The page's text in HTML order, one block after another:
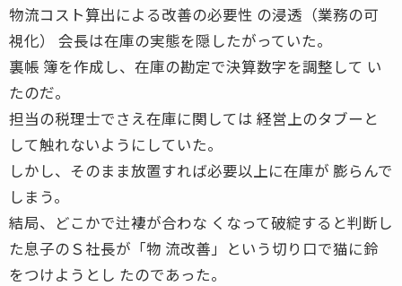
物流コスト算出による改善の必要性 の浸透（業務の可
視化） 会長は在庫の実態を隠したがっていた。
裏帳 簿を作成し、在庫の勘定で決算数字を調整して い
たのだ。
担当の税理士でさえ在庫に関しては 経営上のタブーと
して触れないようにしていた。
しかし、そのまま放置すれば必要以上に在庫が 膨らんで
しまう。
結局、どこかで辻褄が合わな くなって破綻すると判断し
た息子のＳ社長が「物 流改善」という切り口で猫に鈴
をつけようとし たのであった。